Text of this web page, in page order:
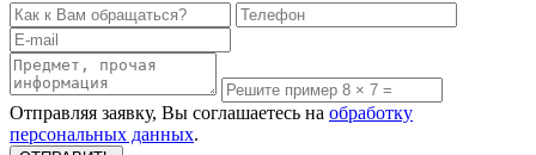
Отправляя заявку, Вы соглашаетесь на обработку
персональных данных.